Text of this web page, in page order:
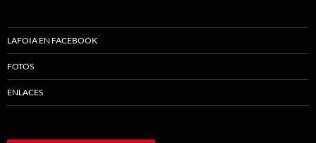
LAFOIA EN FACEBOOK
FOTOS
ENLACES